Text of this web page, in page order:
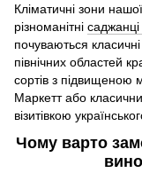
Кліматичні зони
різноманітні
почуваються
північних областей
сортів з підвищеною
Маркетт або
візитівкою
Чому варто